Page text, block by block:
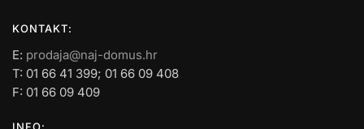
KONTAKT:
E: prodaja@naj-domus.hr
T: 01 66 41 399; 01 66 09 408
F: 01 66 09 409